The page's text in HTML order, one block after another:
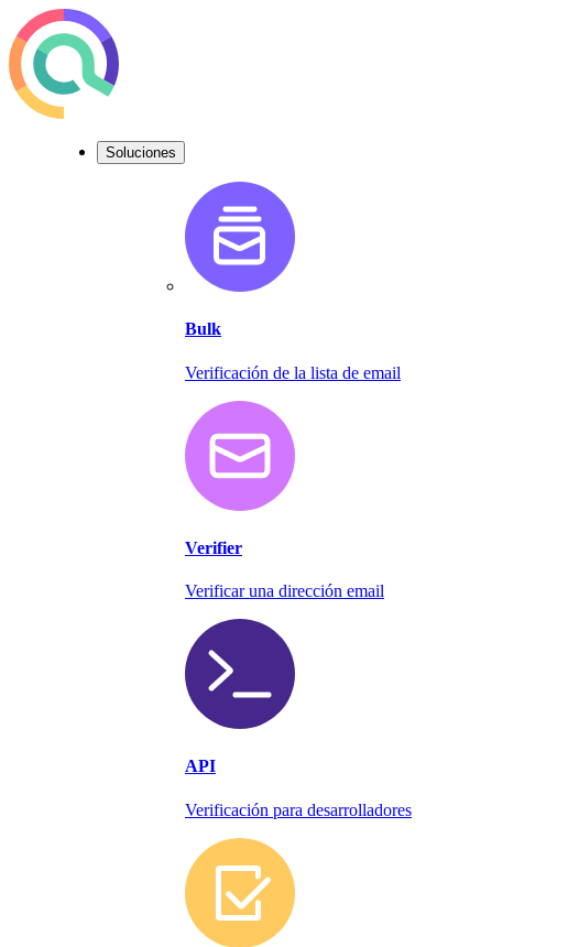
Soluciones
Bulk
Verificación de la lista de email
Verifier
Verificar una dirección email
API
Verificación para desarrolladores